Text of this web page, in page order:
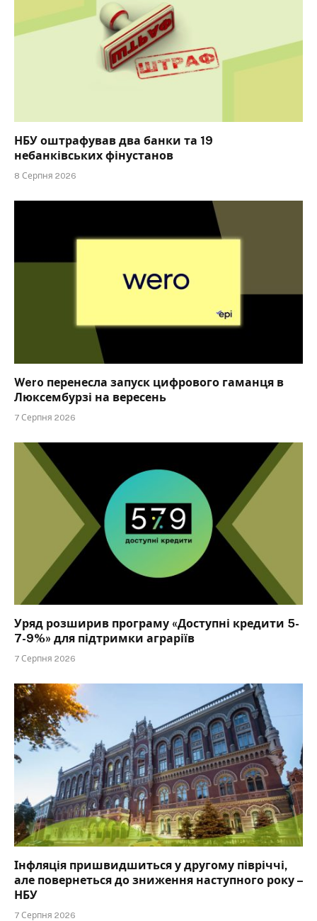
НБУ оштрафував два банки та 19
небанківських фінустанов
8 Серпня 2026
Wero перенесла запуск цифрового гаманця в
Люксембурзі на вересень
7 Серпня 2026
Уряд розширив програму «Доступні кредити 5-
7-9%» для підтримки аграріїв
7 Серпня 2026
Інфляція пришвидшиться у другому півріччі,
але повернеться до зниження наступного року –
НБУ
7 Серпня 2026